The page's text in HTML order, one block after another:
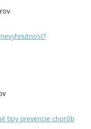
tipy prevencie chorôb